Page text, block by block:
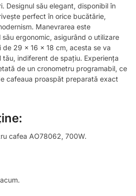
Designul său elegant, disponibil în
perfect în orice bucătărie,
Manevrarea este
ergonomic, asigurând o utilizare
de 29 x 16 x 18 cm, acesta se va
indiferent de spațiu. Experiența
de un cronometru programabil, ce
cafeaua proaspăt preparată exact
cafea AO78062, 700W.